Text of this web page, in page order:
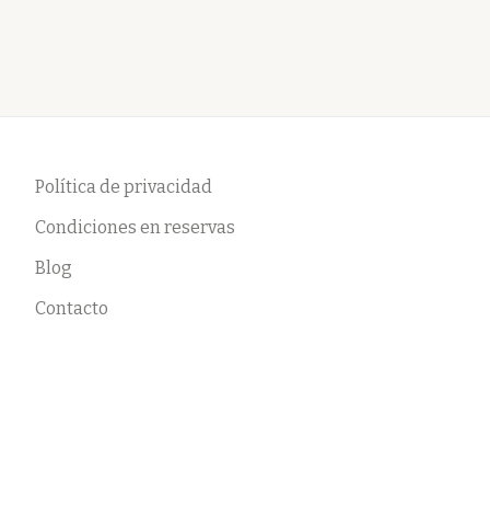
Política de privacidad
Condiciones en reservas
Blog
Contacto